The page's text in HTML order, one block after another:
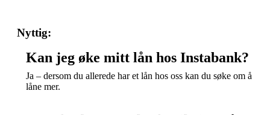
Nyttig:
Kan jeg øke mitt lån hos Instabank?
Ja – dersom du allerede har et lån hos oss kan du søke om å
låne mer.